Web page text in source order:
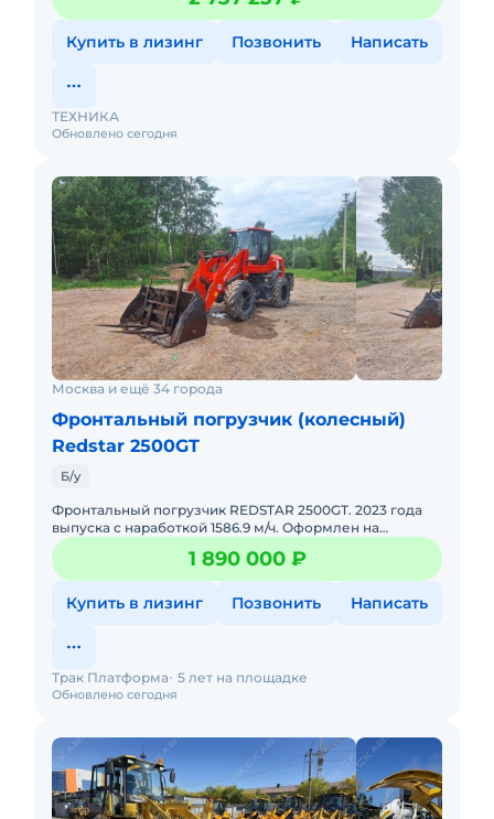
Купить в лизинг Позвонить Написать
Обновлено сегодня
ТЕХНИКА
Москва и ещё 34 города
Фронтальный погрузчик (колесный)
Redstar 2500GT
Б/у
Фронтальный погрузчик REDSTAR 2500GT. 2023 года
выпуска с наработкой 1586.9 м/ч. Оформлен на
юридическое лицо. Продается с НДС. Возможно
оформление в лизинг!КОМ1 890 000 ₽
Купить в лизинг Позвонить Написать
Обновлено сегодня
Трак Платформа 5 лет на площадке